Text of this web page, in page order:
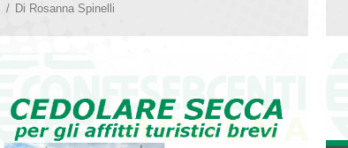
Di Rosanna Spinelli